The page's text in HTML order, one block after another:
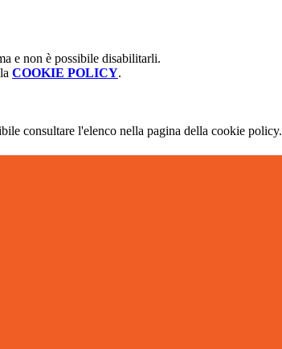
e non è possibile disabilitarli.
COOKIE POLICY.
consultare l'elenco nella pagina della cookie policy.